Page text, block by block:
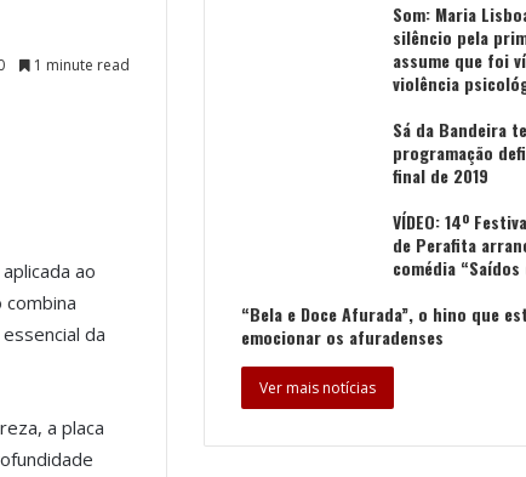
1 minute read
ao
da
a placa
Som: Maria
silêncio pela
assume que foi
violência
Sá da Bandeira
programação
final de 2019
VÍDEO: 14º
de Perafita
comédia “Saídos
“Bela e Doce Afurada”, o hino que
emocionar os afuradenses
Ver mais notícias